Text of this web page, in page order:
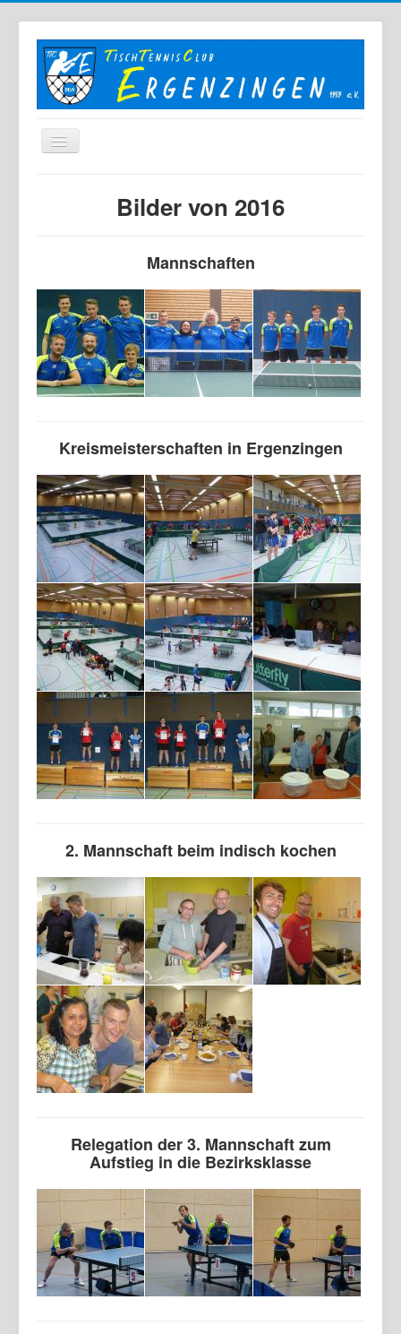
Bilder
Links
Sonstiges
Archiv
Bilder von 2016
Mannschaften
Kreismeisterschaften in Ergenzingen
2. Mannschaft beim indisch kochen
Relegation der 3. Mannschaft zum
Aufstieg in die Bezirksklasse